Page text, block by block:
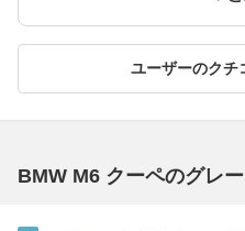
ユーザーのクチ
BMW M6 クーペのグレ